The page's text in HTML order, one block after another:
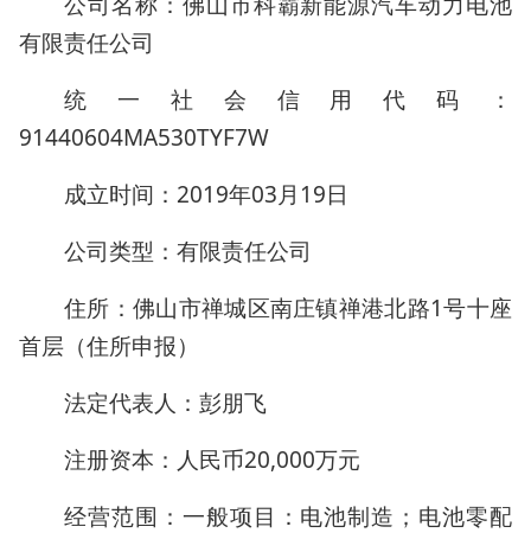
有限责任公司
统一社会信用代码：
91440604MA530TYF7W
成立时间：2019年03月19日
公司类型：有限责任公司
住所：佛山市禅城区南庄镇禅港北路1号十座
首层（住所申报）
法定代表人：彭朋飞
注册资本：人民币20,000万元
经营范围：一般项目：电池制造；电池零配